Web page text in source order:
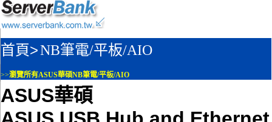
首頁>NB筆電/平板/AIO
>>瀏覽所有ASUS華碩NB筆電/平板/AIO
ASUS華碩